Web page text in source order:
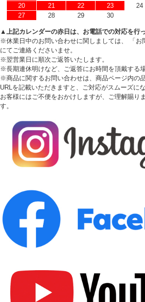
20
21 22 23 24
27
28 29 30
▲上記カレンダーの赤日は、お電話での対応を行
※休業日中のお問い合わせに関しましては、 「お
にてご連絡くださいませ。
※翌営業日に順次ご返答いたします。
※長期連休明けなど、ご返答にお時間を頂戴する
※商品に関するお問い合わせは、商品ページ内の
URLを記載いただきますと、ご対応がスムーズにな
お客様にはご不便をおかけしますが、ご理解賜り
す。